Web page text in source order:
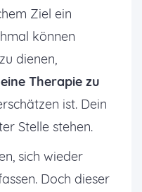
Ziel ein
können
dienen,
Therapie zu
ist. Dein
Stelle stehen.
sich wieder
Doch dieser